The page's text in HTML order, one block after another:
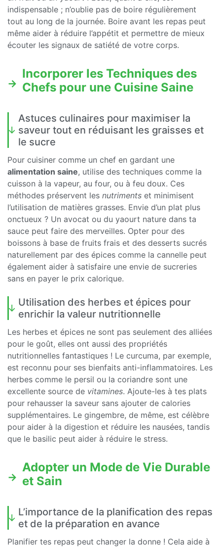
indispensable ; n’oublie pas de boire régulièrement
tout au long de la journée. Boire avant les repas peut
même aider à réduire l’appétit et permettre de mieux
écouter les signaux de satiété de votre corps.
Incorporer les Techniques des
Chefs pour une Cuisine Saine
Astuces culinaires pour maximiser la
saveur tout en réduisant les graisses et
le sucre
Pour cuisiner comme un chef en gardant une
alimentation saine, utilise des techniques comme la
cuisson à la vapeur, au four, ou à feu doux. Ces
méthodes préservent les nutriments et minimisent
l’utilisation de matières grasses. Envie d’un plat plus
onctueux ? Un avocat ou du yaourt nature dans ta
sauce peut faire des merveilles. Opter pour des
boissons à base de fruits frais et des desserts sucrés
naturellement par des épices comme la cannelle peut
également aider à satisfaire une envie de sucreries
sans en payer le prix calorique.
Utilisation des herbes et épices pour
enrichir la valeur nutritionnelle
Les herbes et épices ne sont pas seulement des alliées
pour le goût, elles ont aussi des propriétés
nutritionnelles fantastiques ! Le curcuma, par exemple,
est reconnu pour ses bienfaits anti-inflammatoires. Les
herbes comme le persil ou la coriandre sont une
excellente source de vitamines. Ajoute-les à tes plats
pour rehausser la saveur sans ajouter de calories
supplémentaires. Le gingembre, de même, est célèbre
pour aider à la digestion et réduire les nausées, tandis
que le basilic peut aider à réduire le stress.
Adopter un Mode de Vie Durable
et Sain
L’importance de la planification des repas
et de la préparation en avance
Planifier tes repas peut changer la donne ! Cela aide à